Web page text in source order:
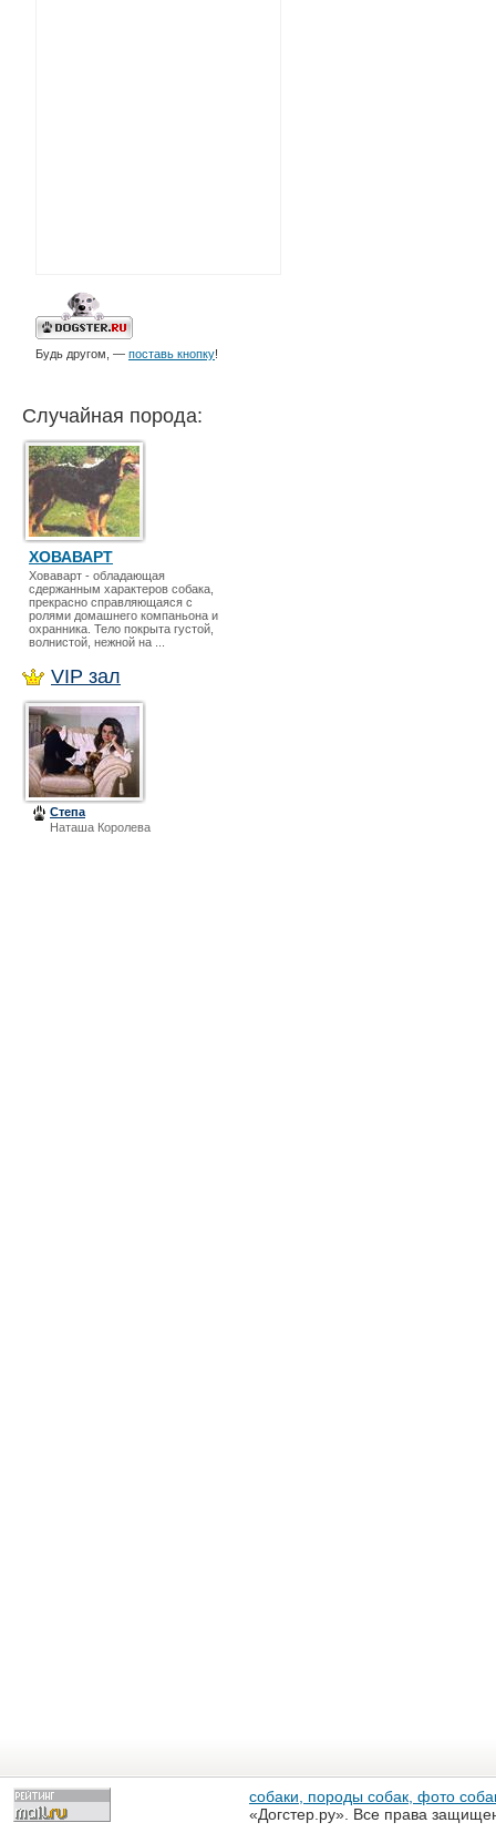
Будь другом, — поставь кнопку!
Случайная порода:
ХОВАВАРТ
Ховаварт - обладающая
сдержанным характеров собака,
прекрасно справляющаяся с
ролями домашнего компаньона и
охранника. Тело покрыта густой,
волнистой, нежной на ...
VIP зал
Степа
Наташа Королева
собаки, породы собак, фото
«Догстер.ру». Все права